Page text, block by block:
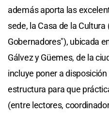
además aporta las
sede, la Casa de la Cultura
Gobernadores"), ubicada
Gálvez y Güemes, de la
incluye poner a
estructura para que
(entre lectores,